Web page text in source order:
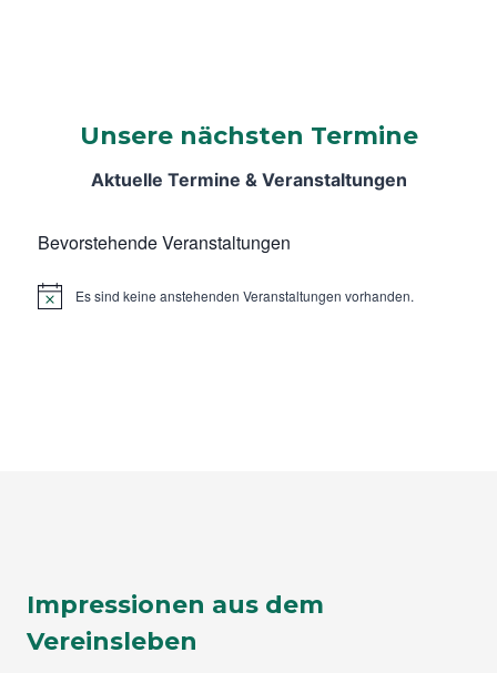
Unsere nächsten Termine
Aktuelle Termine & Veranstaltungen
Bevorstehende Veranstaltungen
HinweisEs sind keine anstehenden Veranstaltungen vorhanden.
Impressionen aus dem
Vereinsleben